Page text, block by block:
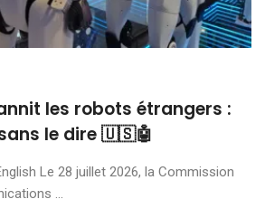
les robots étrangers :
le dire 🇺🇸🤖
Le 28 juillet 2026, la Commission
...